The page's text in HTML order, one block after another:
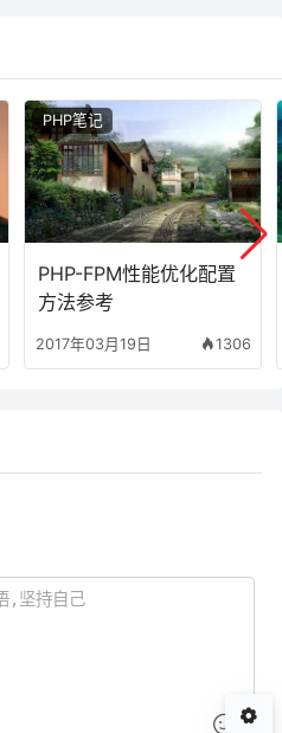
PHP-FPM性能优化配置
方法参考
2017年03月19日 1306
PHP笔记